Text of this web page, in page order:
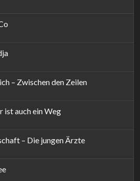
– Zwischen den Zeilen
ist auch ein Weg
– Die jungen Ärzte